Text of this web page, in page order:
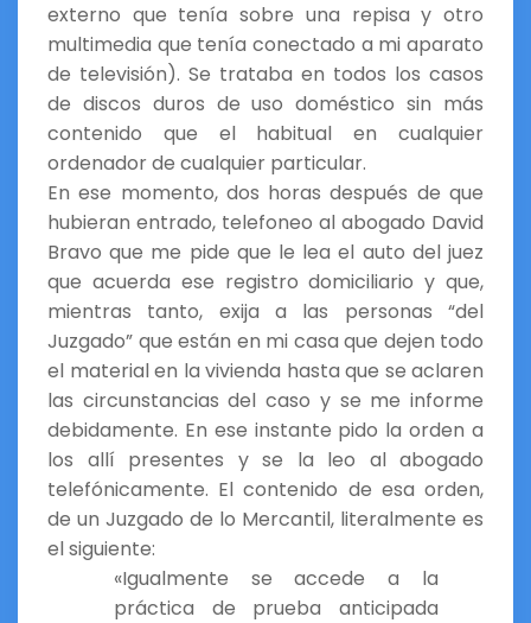
externo que tenía sobre una repisa y otro
multimedia que tenía conectado a mi aparato
de televisión). Se trataba en todos los casos
de discos duros de uso doméstico sin más
contenido que el habitual en cualquier
ordenador de cualquier particular.
En ese momento, dos horas después de que
hubieran entrado, telefoneo al abogado David
Bravo que me pide que le lea el auto del juez
que acuerda ese registro domiciliario y que,
mientras tanto, exija a las personas “del
Juzgado” que están en mi casa que dejen todo
el material en la vivienda hasta que se aclaren
las circunstancias del caso y se me informe
debidamente. En ese instante pido la orden a
los allí presentes y se la leo al abogado
telefónicamente. El contenido de esa orden,
de un Juzgado de lo Mercantil, literalmente es
el siguiente:
«Igualmente se accede a la
práctica de prueba anticipada